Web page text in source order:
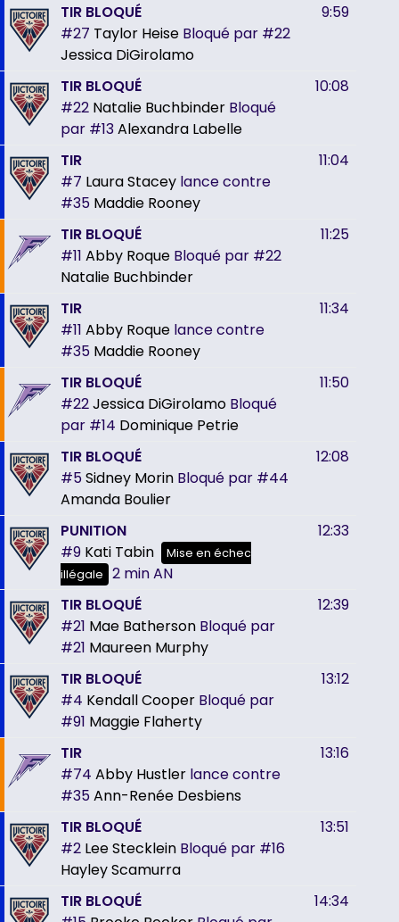
TIR BLOQUÉ
#27 Taylor Heise Bloqué par #22
Jessica DiGirolamo
9:59
TIR BLOQUÉ
#22 Natalie Buchbinder Bloqué
par #13Alexandra Labelle
10:08
TIR
#7 Laura Stacey lance contre
#35 Maddie Rooney
11:04
TIR BLOQUÉ
#11 Abby Roque Bloqué par #22
Natalie Buchbinder
11:25
TIR
#11 Abby Roque lance contre
#35 Maddie Rooney
11:34
TIR BLOQUÉ
#22Jessica DiGirolamo Bloqué
par #14 Dominique Petrie
11:50
TIR BLOQUÉ
#5Sidney Morin Bloqué par #44
Amanda Boulier
12:08
PUNITION
#9 Kati Tabin
Mise en échec
illégale
2 minAN
12:33
TIR BLOQUÉ
#21 Mae Batherson Bloqué par
#21 Maureen Murphy
12:39
TIR BLOQUÉ
#4 Kendall Cooper Bloqué par
#91 Maggie Flaherty
13:12
TIR
#74 Abby Hustler lance contre
#35Ann-Renée Desbiens
13:16
TIR BLOQUÉ
#2 Lee Stecklein Bloqué par #16
Hayley Scamurra
13:51
TIR BLOQUÉ
14:34